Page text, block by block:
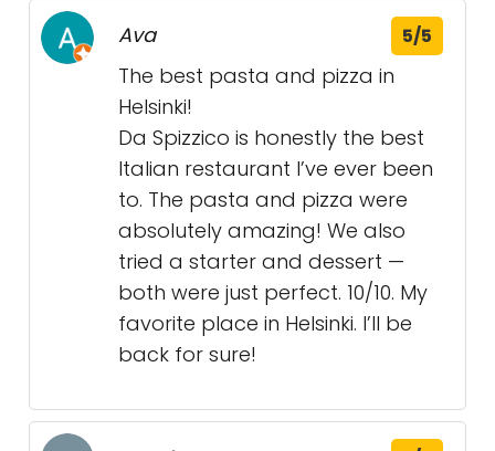
Ava 5/5
The best pasta and pizza in
Helsinki!
Da Spizzico is honestly the best
Italian restaurant I’ve ever been
to. The pasta and pizza were
absolutely amazing! We also
tried a starter and dessert —
both were just perfect. 10/10. My
favorite place in Helsinki. I’ll be
back for sure!